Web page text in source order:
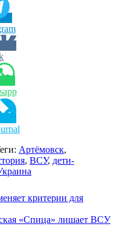
Артёмовск,
, ВСУ, дети-
критерии для
«Спица» лишает ВСУ